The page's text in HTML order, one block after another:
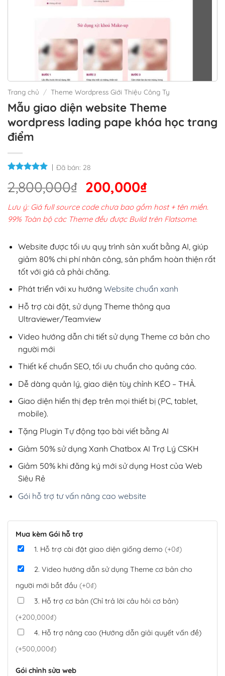
Trang chủ / Theme Wordpress Giới Thiệu Công Ty
Mẫu giao diện website Theme
wordpress lading pape khóa học trang
điểm
Đã bán: 28
2,800,000₫ Giá
gốc
là:
2,800,000₫.
200,000₫Giá
hiện
tại
200,000₫.
Lưu ý: Giá full source code chưa bao gồm host + tên miền.
99% Toàn bộ các Theme đều được Build trên Flatsome.
Website được tối ưu quy trình sản xuất bằng AI, giúp
giảm 80% chi phí nhân công, sản phẩm hoàn thiện rất
tốt với giá cả phải chăng.
Phát triển với xu hướng Website chuẩn xanh
Hỗ trợ cài đặt, sử dụng Theme thông qua
Ultraviewer/Teamview
Video hướng dẫn chi tiết sử dụng Theme cơ bản cho
người mới
Thiết kế chuẩn SEO, tối ưu chuẩn cho quảng cáo.
Dễ dàng quản lý, giao diện tùy chỉnh KÉO – THẢ.
Giao diện hiển thị đẹp trên mọi thiết bị (PC, tablet,
mobile).
Tặng Plugin Tự động tạo bài viết bằng AI
Giảm 50% sử dụng Xanh Chatbox AI Trợ Lý CSKH
Giảm 50% khi đăng ký mới sử dụng Host của Web
Siêu Rẻ
Gói hỗ trợ tư vấn nâng cao website
Mua kèm Gói hỗ trợ
1. Hỗ trợ cài đặt giao diện giống demo (+0₫)
2. Video hướng dẫn sử dụng Theme cơ bản cho
người mới bắt đầu (+0₫)
3. Hỗ trợ cơ bản (Chỉ trả lời câu hỏi cơ bản)
(+200,000₫)
4. Hỗ trợ nâng cao (Hướng dẫn giải quyết vấn đề)
(+500,000₫)
Gói chỉnh sửa web